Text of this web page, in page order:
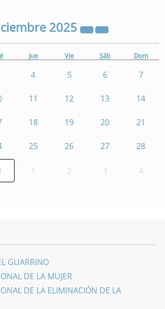
2025
Jue Vie Sáb Dom
4 5 6 7
11 12 13 14
18 19 20 21
25 26 27 28
1 2 3 4
GUARRINO
DE LA MUJER
DE LA ELIMINACIÓN DE LA